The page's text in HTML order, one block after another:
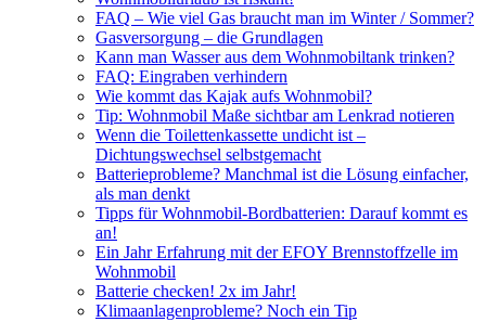
FAQ – Wie viel Gas braucht man im Winter / Sommer?
Gasversorgung – die Grundlagen
Kann man Wasser aus dem Wohnmobiltank trinken?
FAQ: Eingraben verhindern
Wie kommt das Kajak aufs Wohnmobil?
Tip: Wohnmobil Maße sichtbar am Lenkrad notieren
Wenn die Toilettenkassette undicht ist –
Dichtungswechsel selbstgemacht
Batterieprobleme? Manchmal ist die Lösung einfacher,
als man denkt
Tipps für Wohnmobil-Bordbatterien: Darauf kommt es
an!
Ein Jahr Erfahrung mit der EFOY Brennstoffzelle im
Wohnmobil
Batterie checken! 2x im Jahr!
Klimaanlagenprobleme? Noch ein Tip